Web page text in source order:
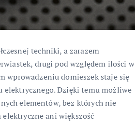
techniki, a zarazem
drugi pod względem ilości w
wprowadzeniu domieszek staje się
elektrycznego. Dzięki temu możliwe
elementów, bez których nie
ani większość